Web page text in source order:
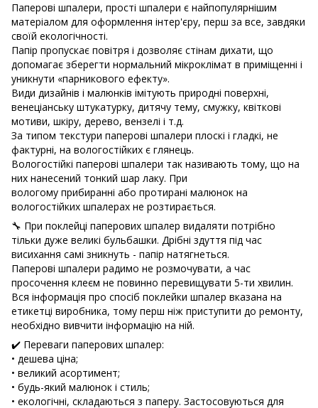
Паперові шпалери, прості шпалери є найпопулярнішим
матеріалом для оформлення інтер'єру, перш за все, завдяки
своїй екологічності.
Папір пропускає повітря і дозволяє стінам дихати, що
допомагає зберегти нормальний мікроклімат в приміщенні і
уникнути «парникового ефекту».
Види дизайнів і малюнків імітують природні поверхні,
венеціанську штукатурку, дитячу тему, смужку, квіткові
мотиви, шкіру, дерево, вензелі і т.д.
За типом текстури паперові шпалери плоскі і гладкі, не
фактурні, на вологостійких є глянець.
Вологостійкі паперові шпалери так називають тому, що на
них нанесений тонкий шар лаку. При
вологому прибиранні або протирані малюнок на
вологостійких шпалерах не розтирається.
🔧 При поклейці паперових шпалер видаляти потрібно
тільки дуже великі бульбашки. Дрібні здуття під час
висихання самі зникнуть - папір натягнеться.
Паперові шпалери радимо не розмочувати, а час
просочення клеєм не повинно перевищувати 5-ти хвилин.
Вся інформація про спосіб поклейки шпалер вказана на
етикетці виробника, тому перш ніж приступити до ремонту,
необхідно вивчити інформацію на ній.
✔️ Переваги паперових шпалер:
• дешева ціна;
• великий асортимент;
• будь-який малюнок і стиль;
• екологічні, складаються з паперу. Застосовуються для